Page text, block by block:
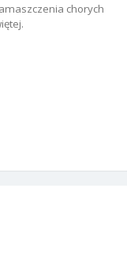
chorych